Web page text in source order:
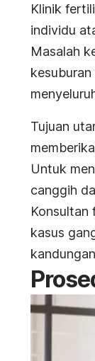
Klinik
individu
Masalah
Tujuan
Untuk
canggih
Konsultan
kasus